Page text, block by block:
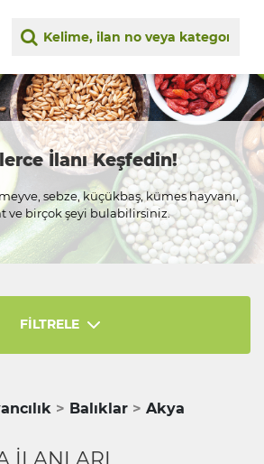
İlanı Keşfedin!
sebze, küçükbaş, kümes hayvanı,
ve birçok şeyi bulabilirsiniz.
FİLTRELE
Balıklar Akya
İLANLARI